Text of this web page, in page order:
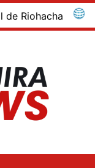
Turista